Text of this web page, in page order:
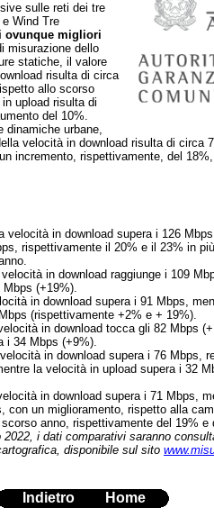
sulle reti dei tre
Wind Tre
ovunque migliori
misurazione dello
statiche, il valore
risulta di circa
allo scorso
upload risulta di
del 10%.
dinamiche urbane,
velocità in download risulta di circa
incremento, rispettivamente, del 18%,
velocità in download supera i 126
rispettivamente il 20% e il 23% in
in download raggiunge i 109
Mbps (+19%).
in download supera i 91 Mbps,
(rispettivamente +2% e + 19%).
in download tocca gli 82 Mbps
i 34 Mbps (+9%).
in download supera i 76 Mbps,
la velocità in upload supera i 32
in download supera i 71 Mbps,
con un miglioramento, rispetto alla
anno, rispettivamente del 19% e
i dati comparativi saranno
disponibile sul sito
Indietro Home